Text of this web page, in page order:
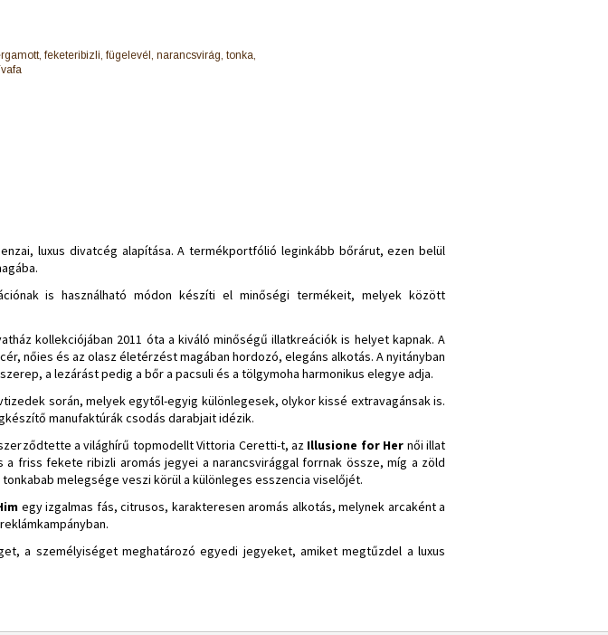
feketeribizli, fügelevél, narancsvirág, tonka,
luxus divatcég alapítása. A termékportfólió leginkább bőrárut, ezen belül
is használható módon készíti el minőségi termékeit, melyek között
kollekciójában 2011 óta a kiváló minőségű illatkreációk is helyet kapnak. A
nőies és az olasz életérzést magában hordozó, elegáns alkotás. A nyitányban
a lezárást pedig a bőr a pacsuli és a tölgymoha harmonikus elegye adja.
során, melyek egytől-egyig különlegesek, olykor kissé extravagánsak is.
manufaktúrák csodás darabjait idézik.
a világhírű topmodellt Vittoria Ceretti-t, az Illusione for Her női illat
friss fekete ribizli aromás jegyei a narancsvirággal forrnak össze, míg a zöld
melegsége veszi körül a különleges esszencia viselőjét.
egy izgalmas fás, citrusos, karakteresen aromás alkotás, melynek arcaként a
a személyiséget meghatározó egyedi jegyeket, amiket megtűzdel a luxus